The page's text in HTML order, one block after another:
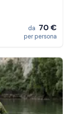
da 70 €
per persona